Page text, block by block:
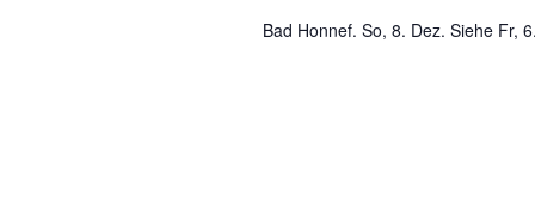
Bad Honnef. So, 8. Dez. Siehe Fr,